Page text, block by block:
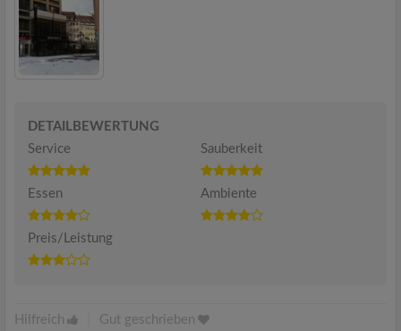
DETAILBEWERTUNG
Service
Sauberkeit
Essen Ambiente
Preis/Leistung
Hilfreich Gut geschrieben